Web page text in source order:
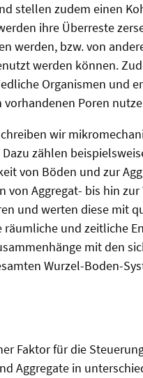
stellen zudem einen
ihre Überreste
werden, bzw. von
werden können.
Organismen und
vorhandenen Poren
wir
zählen
von Böden und zur
Aggregat- bis hin
und werten diese mit
und zeitliche
mit den
Wurzel-Boden-
Faktor für die
Aggregate in